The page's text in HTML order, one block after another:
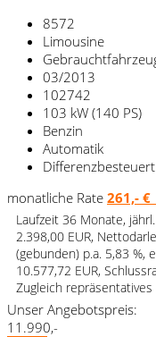
8572
Limousine
03/2013
102742
103 kW (140 PS)
Benzin
Automatik
Differenzbesteuert
monatliche Rate 261,- €
Laufzeit 36 Monate,
2.398,00 EUR,
(gebunden) p.a. 5,83 %,
10.577,72 EUR,
Zugleich
Unser Angebotspreis:
11.990,-